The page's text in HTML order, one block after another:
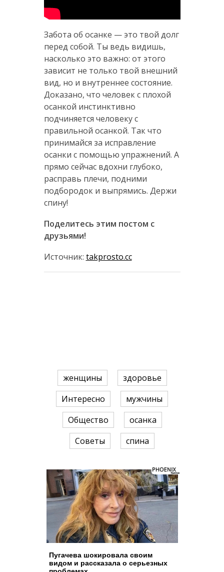
Забота об осанке — это твой долг
перед собой. Ты ведь видишь,
насколько это важно: от этого
зависит не только твой внешний
вид, но и внутреннее состояние.
Доказано, что человек с плохой
осанкой инстинктивно
подчиняется человеку с
правильной осанкой. Так что
принимайся за исправление
осанки с помощью упражнений. А
прямо сейчас вдохни глубоко,
расправь плечи, подними
подбородок и выпрямись. Держи
спину!
Поделитесь этим постом с
друзьями!
Источник: takprosto.cc
женщины
здоровье
Интересно
мужчины
Общество
осанка
Советы
спина
Пугачева шокировала своим
видом и рассказала о серьезных